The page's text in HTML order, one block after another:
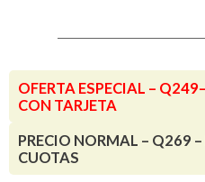
OFERTA ESPECIAL –
CON TARJETA
PRECIO NORMAL – Q269
CUOTAS